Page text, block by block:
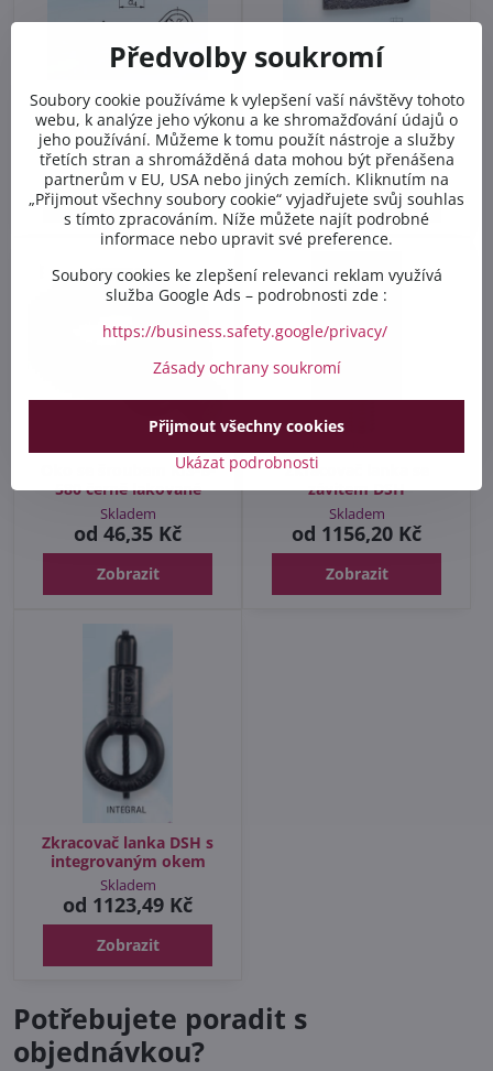
FSD - pérová závlačka
dvojitá pozinkovaná
Skladem
od 6,12 Kč
Zobrazit
Svěrka TKL litinová
Skladem
od 29,87 Kč
Zobrazit
Oko se šroubem RIS-B-
580 černě lakované
Skladem
od 46,35 Kč
Zobrazit
Zkracovač lanka se
závitem DSH
Skladem
od 1156,20 Kč
Zobrazit
Zkracovač lanka DSH s
integrovaným okem
Skladem
od 1123,49 Kč
Zobrazit
Potřebujete poradit s
objednávkou?
Předvolby soukromí
Soubory cookie používáme k vylepšení vaší návštěvy tohoto
webu, k analýze jeho výkonu a ke shromažďování údajů o
jeho používání. Můžeme k tomu použít nástroje a služby
třetích stran a shromážděná data mohou být přenášena
partnerům v EU, USA nebo jiných zemích. Kliknutím na
„Přijmout všechny soubory cookie“ vyjadřujete svůj souhlas
s tímto zpracováním. Níže můžete najít podrobné
informace nebo upravit své preference.
Soubory cookies ke zlepšení relevanci reklam využívá
služba Google Ads – podrobnosti zde :
https://business.safety.google/privacy/
Zásady ochrany soukromí
Ukázat podrobnosti
Přijmout všechny cookies